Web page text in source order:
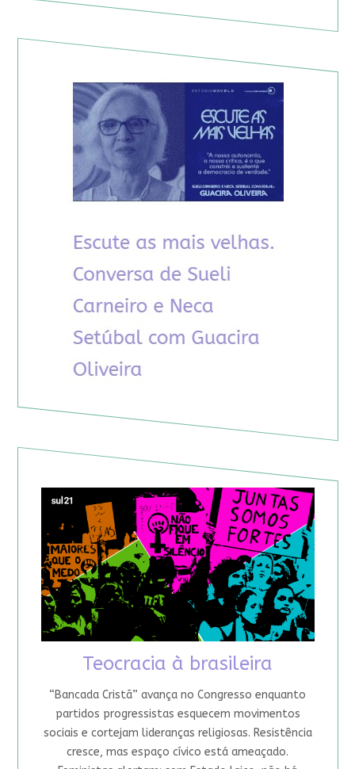
Teocracia à brasileira
“Bancada Cristã” avança no Congresso enquanto
partidos progressistas esquecem movimentos
sociais e cortejam lideranças religiosas. Resistência
cresce, mas espaço cívico está ameaçado.